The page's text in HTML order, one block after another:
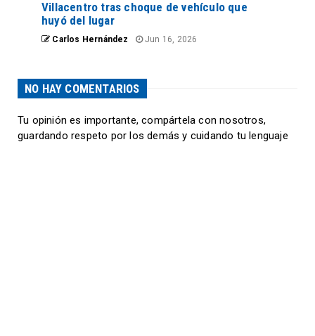
Villacentro tras choque de vehículo que
huyó del lugar
Carlos Hernández Jun 16, 2026
NO HAY COMENTARIOS
Tu opinión es importante, compártela con nosotros,
guardando respeto por los demás y cuidando tu lenguaje